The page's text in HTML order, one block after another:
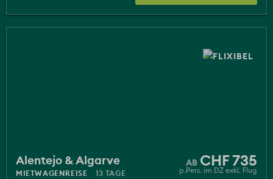
CHF 735
p.Pers. im DZ exkl. Flug
Alentejo & Algarve
MIETWAGENREISE 13 TAGE